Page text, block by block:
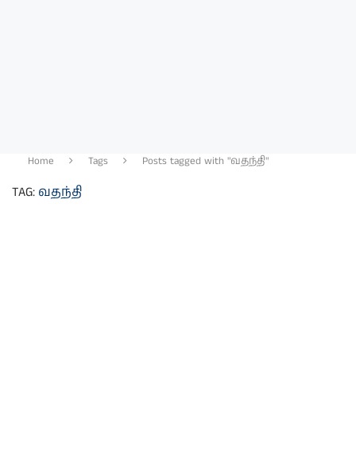
Home Tags Posts tagged with "வதந்தி"
TAG: வதந்தி